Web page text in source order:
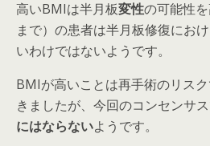
高いBMIは半月板変性の可能性
まで）の患者は半月板修復にお
いわけではないようです。
BMIが高いことは再手術のリス
きましたが、今回のコンセンサ
にはならないようです。